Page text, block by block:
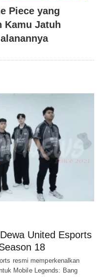
Piece yang
Kamu Jatuh
United Esports
18
resmi memperkenalkan
Mobile Legends: Bang